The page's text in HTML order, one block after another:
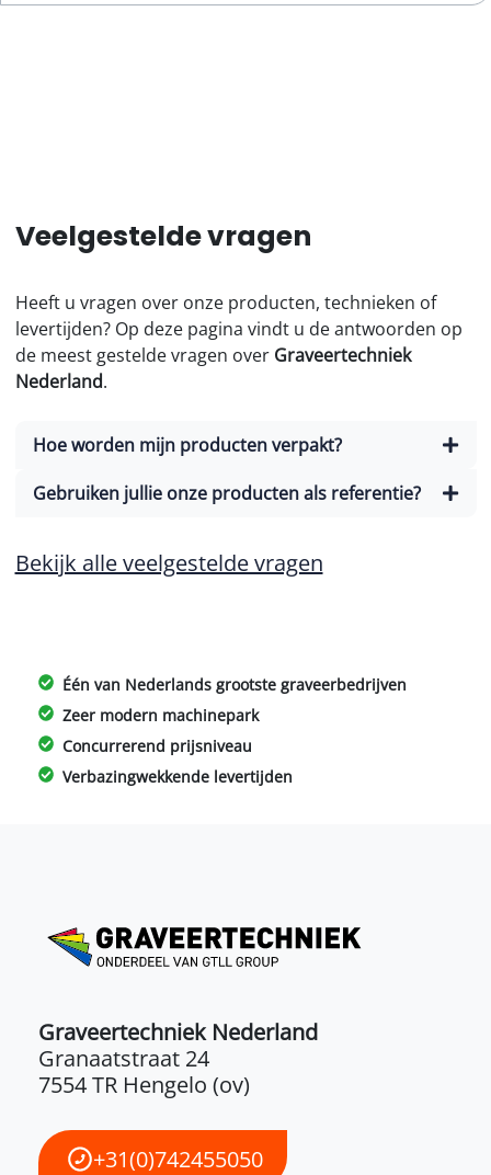
Veelgestelde vragen
Heeft u vragen over onze producten, technieken of
levertijden? Op deze pagina vindt u de antwoorden op
de meest gestelde vragen over Graveertechniek
Nederland.
Hoe worden mijn producten verpakt?
Gebruiken jullie onze producten als referentie?
Bekijk alle veelgestelde vragen
Één van Nederlands grootste graveerbedrijven
Zeer modern machinepark
Concurrerend prijsniveau
Verbazingwekkende levertijden
Graveertechniek Nederland
Granaatstraat 24
7554 TR Hengelo (ov)
+31(0)742455050